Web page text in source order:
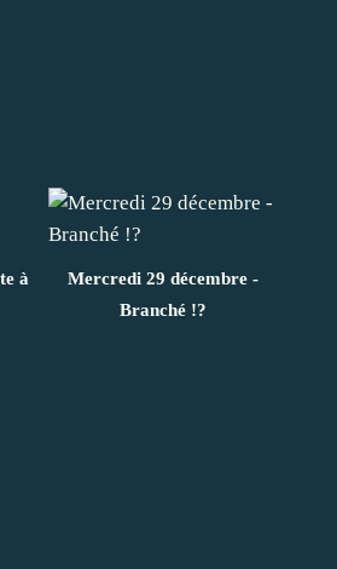
à
Mercredi 29 décembre -
Branché !?